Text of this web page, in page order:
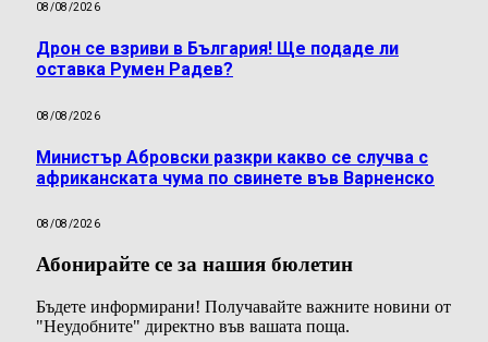
08/08/2026
Дрон се взриви в България! Ще подаде ли
оставка Румен Радев?
08/08/2026
Министър Абровски разкри какво се случва с
африканската чума по свинете във Варненско
08/08/2026
Абонирайте се за нашия бюлетин
Бъдете информирани! Получавайте важните новини от
"Неудобните" директно във вашата поща.